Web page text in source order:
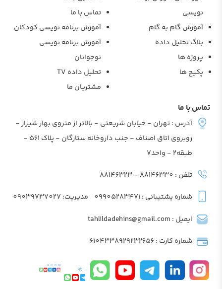
نویسی
آموزش گام به گام
بلاگ تحلیل داده
پروژه ها
پکیج ها
تماس با ما
آموزش برنامه نویسی کودکان
آموزش برنامه نویسی
نوجوانان
تحلیل داده TV
مشتریان ما
تماس با ما
آدرس : تهران - خیابان شریعتی - بالاتر از متروی بهار شیراز -
روبروی اتاق اصناف - جنب داروخانه ستارگان - پلاک 561 -
طبقه2 - واحد7
تلفن : 88146330 - 88146323
شماره پشتیبانی : 09905283471 مدیریت: 09039737027
ایمیل : tahlildadehins@gmail.com
شماره کارت : 6104338929232656